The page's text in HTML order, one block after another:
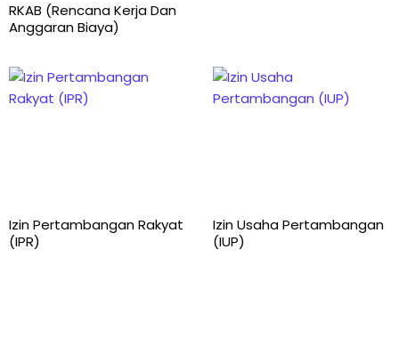
RKAB (Rencana Kerja Dan
Anggaran Biaya)
Izin Pertambangan Rakyat
(IPR)
Izin Usaha Pertambangan
(IUP)